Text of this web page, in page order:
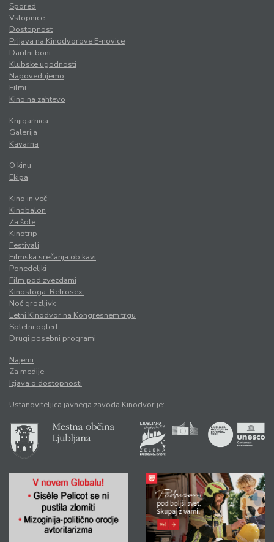
Spored
Vstopnice
Dostopnost
Prijava na Kinodvorove E-novice
Darilni boni
Klubske ugodnosti
Napovedujemo
Filmi
Kino na zahtevo
Knjigarnica
Galerija
Kavarna
O kinu
Ekipa
Kino in več
Kinobalon
Za šole
Kinotrip
Festivali
Filmska srečanja ob kavi
Ponedeljki
Film pod zvezdami
Kinosloga. Retrosex.
Noč grozljivk
Letni Kinodvor na Kongresnem trgu
Spletni ogled
Drugi posebni programi
Najemi
Za medije
Izjava o dostopnosti
Ustanoviteljica javnega zavoda Kinodvor je: